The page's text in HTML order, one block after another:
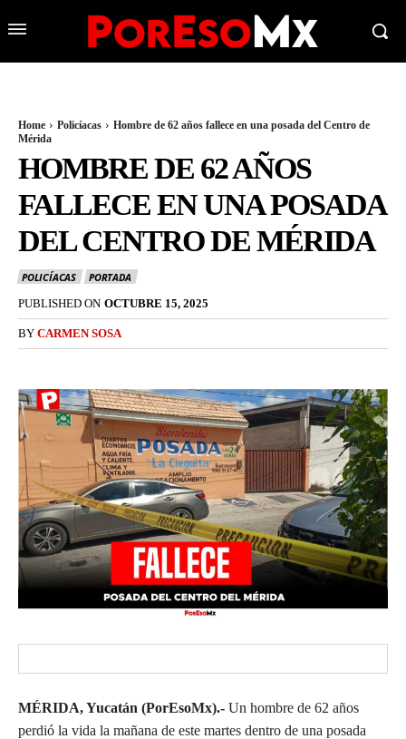
Home Policíacas
Hombre de 62 años fallece en una posada del Centro de
Mérida
HOMBRE DE 62 AÑOS
FALLECE EN UNA POSADA
DEL CENTRO DE MÉRIDA
POLICÍACAS
PORTADA
PUBLISHED ON OCTUBRE 15, 2025
BY CARMEN SOSA
MÉRIDA, Yucatán (PorEsoMx).- Un hombre de 62 años
perdió la vida la mañana de este martes dentro de una posada